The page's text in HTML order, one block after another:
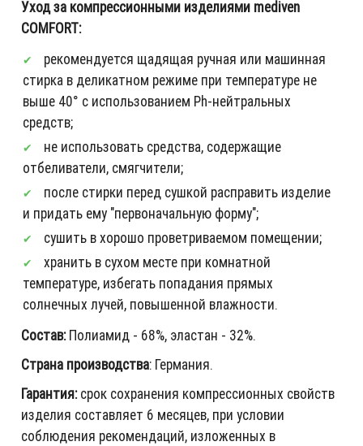
Уход за компрессионными изделиями mediven
COMFORT:
рекомендуется щадящая ручная или машинная
стирка в деликатном режиме при температуре не
выше 40° с использованием Ph-нейтральных
средств;
не использовать средства, содержащие
отбеливатели, смягчители;
после стирки перед сушкой расправить изделие
и придать ему "первоначальную форму";
сушить в хорошо проветриваемом помещении;
хранить в сухом месте при комнатной
температуре, избегать попадания прямых
солнечных лучей, повышенной влажности.
Состав:Полиамид - 68%, эластан - 32%.
Страна производства: Германия.
Гарантия:срок сохранения компрессионных свойств
изделия составляет 6 месяцев, при условии
соблюдения рекомендаций, изложенных в